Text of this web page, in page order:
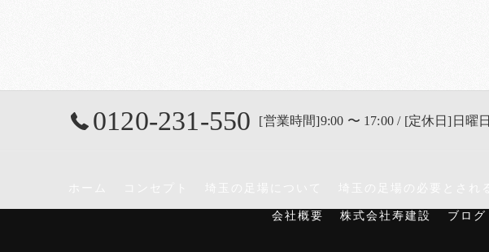
0120-231-550 [営業時間]9:00 〜 17:00 / [定休日]日曜日
会社概要 株式会社寿建設 ブログ